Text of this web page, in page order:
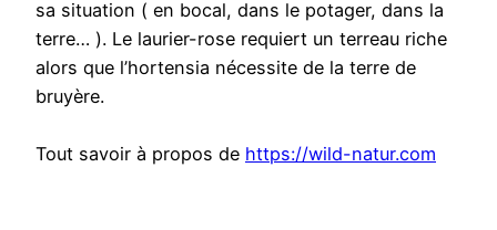
sa situation ( en bocal, dans le potager, dans la
terre… ). Le laurier-rose requiert un terreau riche
alors que l’hortensia nécessite de la terre de
bruyère.
Tout savoir à propos de https://wild-natur.com